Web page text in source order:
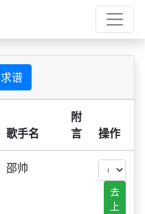
求谱
歌手名
附
言
操作
邵帅
去
上